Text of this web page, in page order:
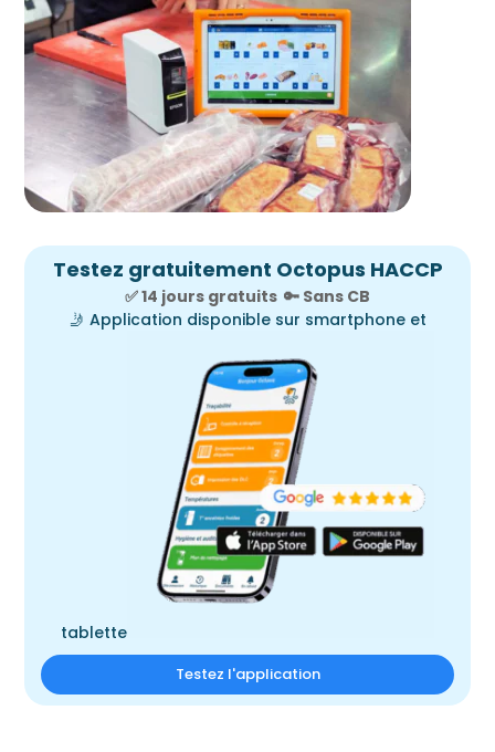
Testez gratuitement Octopus HACCP
✅ 14 jours gratuits 🔑 Sans CB
🤳 Application disponible sur smartphone et
tablette
Testez l'application